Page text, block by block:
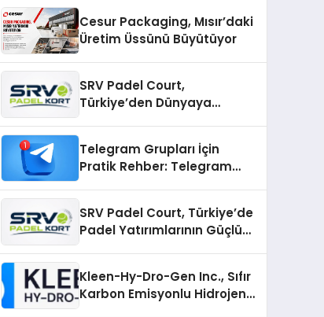
Cesur Packaging, Mısır’daki
Üretim Üssünü Büyütüyor
SRV Padel Court,
Türkiye’den Dünyaya
Telegram Grupları İçin
Pratik Rehber: Telegram
SRV Padel Court, Türkiye’de
Padel Yatırımlarının Güçlü
Kleen-Hy-Dro-Gen Inc., Sıfır
Karbon Emisyonlu Hidrojen